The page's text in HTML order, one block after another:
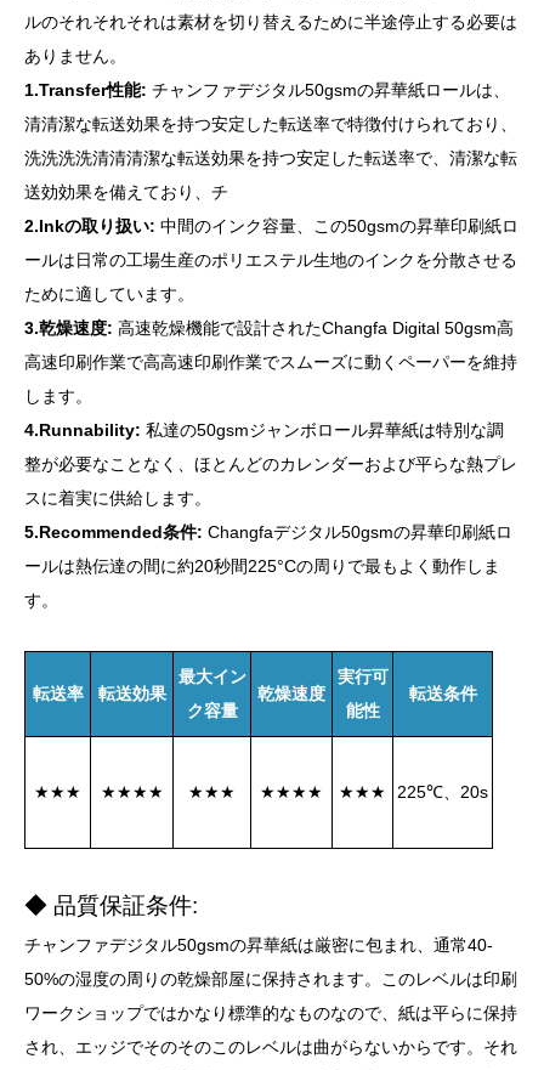
ルのそれそれそれは素材を切り替えるために半途停止する必要は
ありません。
1.Transfer性能: チャンファデジタル50gsmの昇華紙ロールは、
清清潔な転送効果を持つ安定した転送率で特徴付けられており、
洗洗洗洗清清清潔な転送効果を持つ安定した転送率で、清潔な転
送効効果を備えており、チ
2.Inkの取り扱い: 中間のインク容量、この50gsmの昇華印刷紙ロ
ールは日常の工場生産のポリエステル生地のインクを分散させる
ために適しています。
3.乾燥速度: 高速乾燥機能で設計されたChangfa Digital 50gsm高
高速印刷作業で高高速印刷作業でスムーズに動くペーパーを維持
します。
4.Runnability: 私達の50gsmジャンボロール昇華紙は特別な調
整が必要なことなく、ほとんどのカレンダーおよび平らな熱プレ
スに着実に供給します。
5.Recommended条件: Changfaデジタル50gsmの昇華印刷紙ロ
ールは熱伝達の間に約20秒間225°Cの周りで最もよく動作しま
す。
転送率 転送効果
最大イン
ク容量
乾燥速度
実行可
能性
転送条件
★★★ ★★★★ ★★★ ★★★★ ★★★ 225℃、20s
◆ 品質保証条件:
チャンファデジタル50gsmの昇華紙は厳密に包まれ、通常40-
50%の湿度の周りの乾燥部屋に保持されます。このレベルは印刷
ワークショップではかなり標準的なものなので、紙は平らに保持
され、エッジでそのそのこのレベルは曲がらないからです。それ